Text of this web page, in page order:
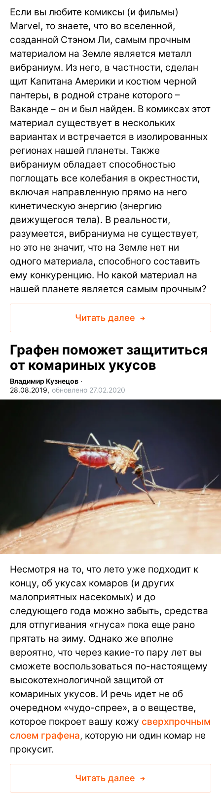
Если вы любите комиксы (и фильмы)
Marvel, то знаете, что во вселенной,
созданной Стэном Ли, самым прочным
материалом на Земле является металл
вибраниум. Из него, в частности, сделан
щит Капитана Америки и костюм черной
пантеры, в родной стране которого –
Ваканде – он и был найден. В комиксах этот
материал существует в нескольких
вариантах и встречается в изолированных
регионах нашей планеты. Также
вибраниум обладает способностью
поглощать все колебания в окрестности,
включая направленную прямо на него
кинетическую энергию (энергию
движущегося тела). В реальности,
разумеется, вибраниума не существует,
но это не значит, что на Земле нет ни
одного материала, способного составить
ему конкуренцию. Но какой материал на
нашей планете является самым прочным?
Читать далее
Графен поможет защититься
от комариных укусов
Владимир Кузнецов ∙
28.08.2019, обновлено 27.02.2020
Несмотря на то, что лето уже подходит к
концу, об укусах комаров (и других
малоприятных насекомых) и до
следующего года можно забыть, средства
для отпугивания «гнуса» пока еще рано
прятать на зиму. Однако же вполне
вероятно, что через какие-то пару лет вы
сможете воспользоваться по-настоящему
высокотехнологичной защитой от
комариных укусов. И речь идет не об
очередном «чудо-спрее», а о веществе,
которое покроет вашу кожу сверхпрочным
слоем графена, которую ни один комар не
прокусит.
Читать далее